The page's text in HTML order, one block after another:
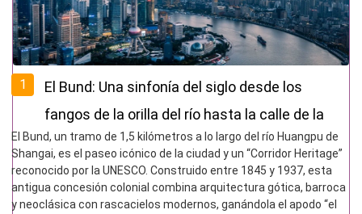
1
El Bund: Una sinfonía del siglo desde los
fangos de la orilla del río hasta la calle de la
pared oriental
El Bund, un tramo de 1,5 kilómetros a lo largo del río Huangpu de
Shangai, es el paseo icónico de la ciudad y un “Corridor Heritage”
reconocido por la UNESCO. Construido entre 1845 y 1937, esta
antigua concesión colonial combina arquitectura gótica, barroca
y neoclásica con rascacielos modernos, ganándola el apodo “el